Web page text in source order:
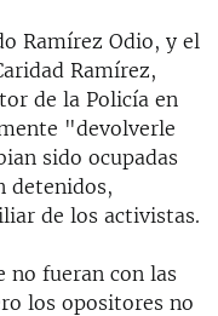
Ramírez Odio, y el
Ramírez,
de la Policía en
"devolverle
sido ocupadas
detenidos,
de los activistas.
no fueran con las
los opositores no